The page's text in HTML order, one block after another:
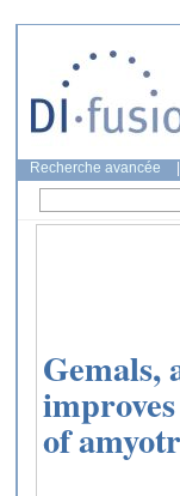
Recherche avancée
Gemals,
of